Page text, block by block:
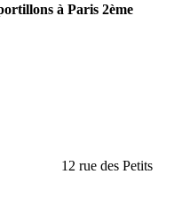
à Paris 2ème
12 rue des Petits